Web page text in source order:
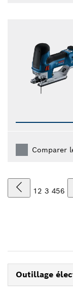
Comparer
1 2 3 456
Outillage